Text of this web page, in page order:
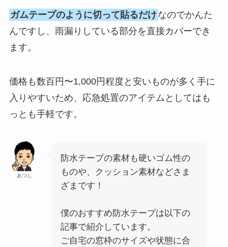
ガムテープのように切って貼るだけなのでかんた
んですし、雨漏りしている部分を直接カバーでき
ます。
価格も数百円〜1,000円程度と安いものが多く手に
入りやすいため、応急処置のアイテムとしてはも
っとも手軽です。
あつし
防水テープの素材も硬いゴム性の
ものや、クッション素材などさま
ざまです！
僕のおすすめ防水テープは以下の
記事で紹介しています。
ご自宅の窓枠のサイズや状態に合